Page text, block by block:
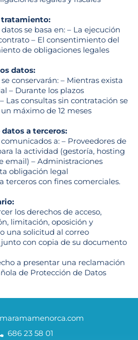
tratamiento:
se basa en: – La ejecución
– El consentimiento del
de obligaciones legales
datos:
conservarán: – Mientras exista
– Durante los plazos
Las consultas sin contratación se
máximo de 12 meses
a terceros:
a: – Proveedores de
la actividad (gestoría, hosting
email) – Administraciones
obligación legal
terceros con fines comerciales.
los derechos de acceso,
limitación, oposición y
una solicitud al correo
con copia de su documento
a presentar una reclamación
de Protección de Datos
686 23 58 01